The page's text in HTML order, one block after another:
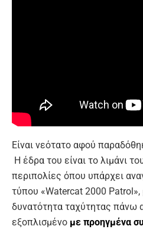
Είναι νεότατο αφού
Η έδρα του είναι το λιμάνι
περιπολίες όπου υπάρχει
τύπου «Watercat 2000
δυνατότητα ταχύτητας πάνω
εξοπλισμένο με προηγμένα